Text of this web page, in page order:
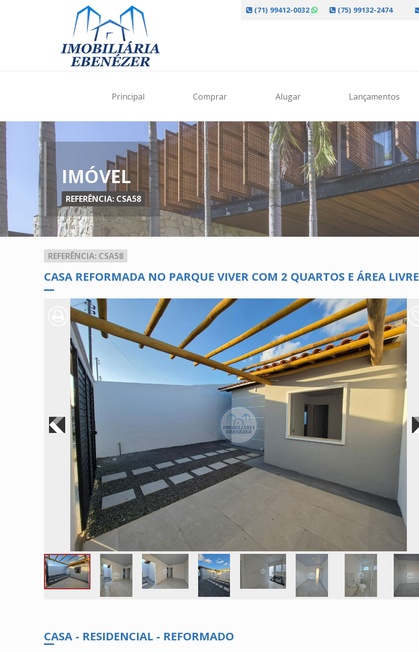
(71) 99412-0032 (75) 99132-2474
Principal Comprar Alugar Lançamentos
IMÓVEL
REFERÊNCIA: CSA58
REFERÊNCIA: CSA58
CASA REFORMADA NO PARQUE VIVER COM 2 QUARTOS E ÁREA LIVRE
CASA - RESIDENCIAL - REFORMADO